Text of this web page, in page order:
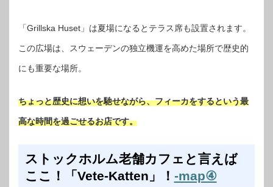
「Grillska Huset」は夏場になるとテラス席も設置されます。
この広場は、スウェーデンの独立機運を高めた場所で歴史的
にも重要な場所。
ちょっと歴史に想いを馳せながら、フィーカをするという最
高な時間を過ごせるお店です。
ストックホルム老舗カフェと言えば
ここ！「Vete-Katten」！ -map④